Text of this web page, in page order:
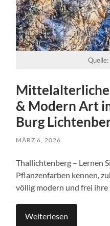
& Modern Art
Burg
MÄRZ 6, 2026
Thallichtenberg – Lernen
Pflanzenfarben kennen,
völlig modern und frei
Weiterlesen